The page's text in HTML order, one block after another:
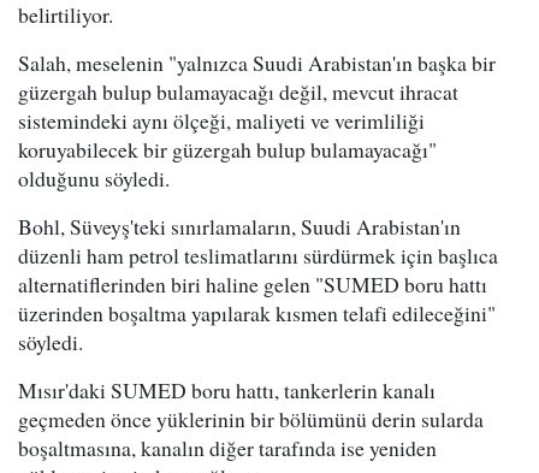
belirtiliyor.
Salah, meselenin "yalnızca Suudi Arabistan'ın başka bir
güzergah bulup bulamayacağı değil, mevcut ihracat
sistemindeki aynı ölçeği, maliyeti ve verimliliği
koruyabilecek bir güzergah bulup bulamayacağı"
olduğunu söyledi.
Bohl, Süveyş'teki sınırlamaların, Suudi Arabistan'ın
düzenli ham petrol teslimatlarını sürdürmek için başlıca
alternatiflerinden biri haline gelen "SUMED boru hattı
üzerinden boşaltma yapılarak kısmen telafi edileceğini"
söyledi.
Mısır'daki SUMED boru hattı, tankerlerin kanalı
geçmeden önce yüklerinin bir bölümünü derin sularda
boşaltmasına, kanalın diğer tarafında ise yeniden